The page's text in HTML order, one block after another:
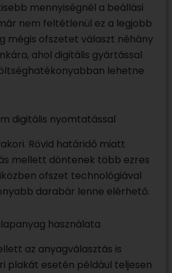
mennyiségnél a beállási
nem feltétlenül ez a legjobb
mégis ofszetet választ néhány
ahol digitális gyártással
lehetne
digitális nyomtatással
Rövid határidő miatt
mellett döntenek több ezres
ofszet technológiával
darabár lenne elérhető.
használata
az anyagválasztás is
plakát esetén például teljesen